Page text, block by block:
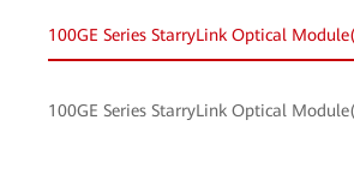
100GE Series StarryLink Optical
100GE Series StarryLink Optical